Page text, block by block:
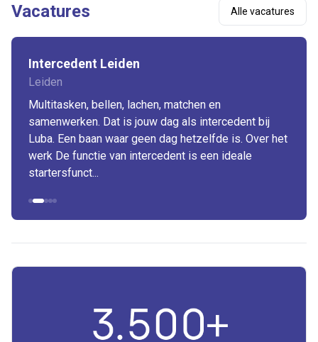
Vacatures Alle vacatures
Intercedent Leiden
Leiden
Multitasken, bellen, lachen, matchen en
samenwerken. Dat is jouw dag als intercedent bij
Luba. Een baan waar geen dag hetzelfde is. Over het
werk De functie van intercedent is een ideale
startersfunct...